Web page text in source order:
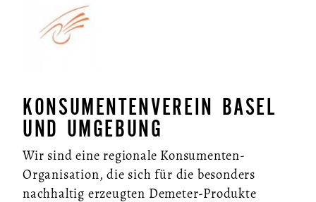
KONSUMENTENVEREIN BASEL
UND UMGEBUNG
Wir sind eine regionale Konsumenten-
Organisation, die sich für die besonders
nachhaltig erzeugten Demeter-Produkte